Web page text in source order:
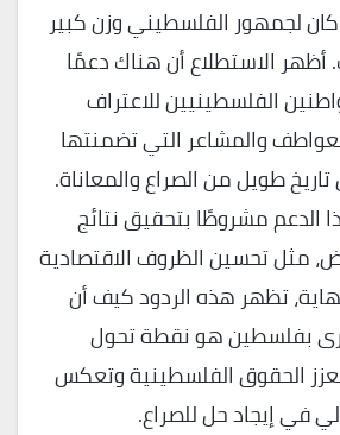
كان لجمهور الفلسطيني وزن كبير
الاستطلاع أن هناك دعمًا
الفلسطينيين للاعتراف
والمشاعر التي تضمنتها
طويل من الصراع والمعاناة.
الدعم مشروطًا بتحقيق نتائج
مثل تحسين الظروف الاقتصادية
تظهر هذه الردود كيف أن
بفلسطين هو نقطة تحول
الحقوق الفلسطينية وتعكس
في إيجاد حل للصراع.